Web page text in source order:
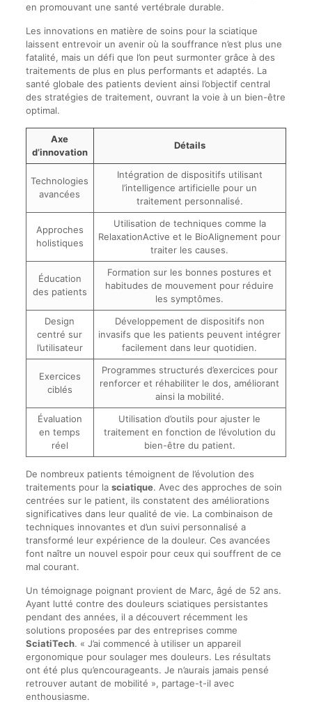
en promouvant une santé vertébrale durable.
Les innovations en matière de soins pour la sciatique
laissent entrevoir un avenir où la souffrance n’est plus une
fatalité, mais un défi que l’on peut surmonter grâce à des
traitements de plus en plus performants et adaptés. La
santé globale des patients devient ainsi l’objectif central
des stratégies de traitement, ouvrant la voie à un bien-être
optimal.
Axe
d’innovation
Détails
Technologies
avancées
Intégration de dispositifs utilisant
l’intelligence artificielle pour un
traitement personnalisé.
Approches
holistiques
Utilisation de techniques comme la
RelaxationActive et le BioAlignement pour
traiter les causes.
Éducation
des patients
Formation sur les bonnes postures et
habitudes de mouvement pour réduire
les symptômes.
Design
centré sur
l’utilisateur
Développement de dispositifs non
invasifs que les patients peuvent intégrer
facilement dans leur quotidien.
Exercices
ciblés
Programmes structurés d’exercices pour
renforcer et réhabiliter le dos, améliorant
ainsi la mobilité.
Évaluation
en temps
réel
Utilisation d’outils pour ajuster le
traitement en fonction de l’évolution du
bien-être du patient.
De nombreux patients témoignent de l’évolution des
traitements pour la sciatique. Avec des approches de soin
centrées sur le patient, ils constatent des améliorations
significatives dans leur qualité de vie. La combinaison de
techniques innovantes et d’un suivi personnalisé a
transformé leur expérience de la douleur. Ces avancées
font naître un nouvel espoir pour ceux qui souffrent de ce
mal courant.
Un témoignage poignant provient de Marc, âgé de 52 ans.
Ayant lutté contre des douleurs sciatiques persistantes
pendant des années, il a découvert récemment les
solutions proposées par des entreprises comme
SciatiTech. « J’ai commencé à utiliser un appareil
ergonomique pour soulager mes douleurs. Les résultats
ont été plus qu’encourageants. Je n’aurais jamais pensé
retrouver autant de mobilité », partage-t-il avec
enthousiasme.